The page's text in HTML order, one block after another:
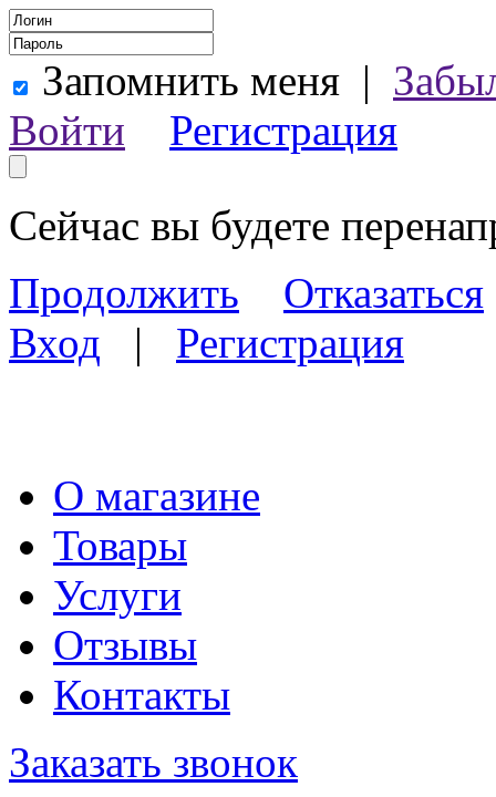
Запомнить меня |
Войти
Регистрация
Сейчас вы будете
Продолжить
Отказаться
Вход | Регистрация
О магазине
Товары
Услуги
Отзывы
Контакты
Заказать звонок